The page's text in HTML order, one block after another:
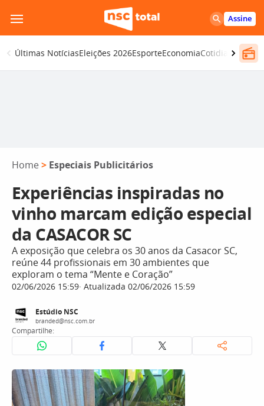
para
o
conteúdo
Assine
Últimas NotíciasEleições 2026EsporteEconomiaCotidiano
Home > Especiais Publicitários
Experiências inspiradas no
vinho marcam edição especial
da CASACOR SC
A exposição que celebra os 30 anos da Casacor SC,
reúne 44 profissionais em 30 ambientes que
exploram o tema “Mente e Coração”
02/06/2026 15:59 Atualizada 02/06/2026 15:59
Estúdio NSC
branded@nsc.com.br
Compartilhe: